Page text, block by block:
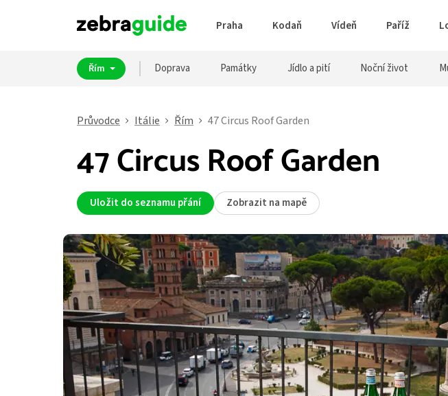
Praha Kodaň Vídeň Paříž
Řím Doprava Památky Jídlo a pití Noční život
Průvodce Itálie Řím 47 Circus Roof Garden
47 Circus Roof Garden
Uložit do seznamu přání Zobrazit na mapě